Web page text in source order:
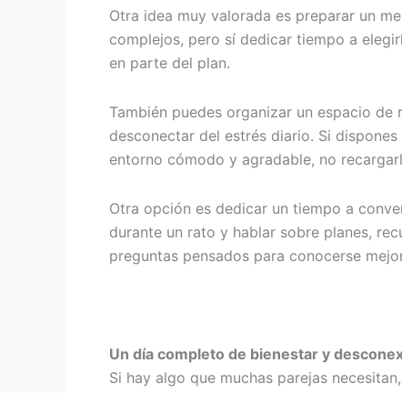
Otra idea muy valorada es preparar un
complejos, pero sí dedicar tiempo a
en parte del plan.
También puedes organizar un espacio
desconectar del estrés diario. Si
entorno cómodo y agradable, no
Otra opción es dedicar un tiempo a
durante un rato y hablar sobre planes,
preguntas pensados para conocerse
Un día completo de bienestar y
Si hay algo que muchas parejas